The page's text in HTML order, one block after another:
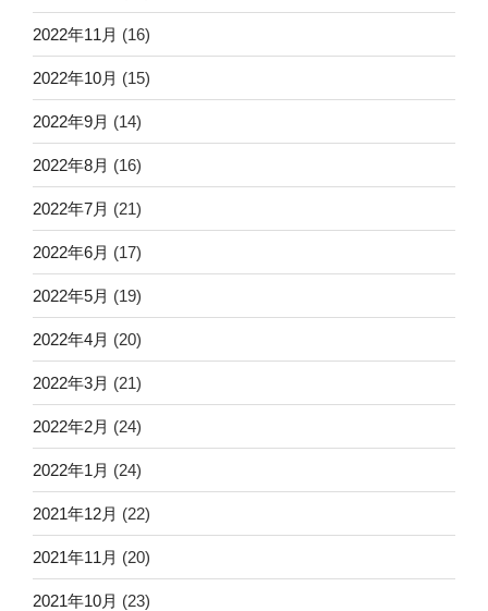
2022年11月 (16)
2022年10月 (15)
2022年9月 (14)
2022年8月 (16)
2022年7月 (21)
2022年6月 (17)
2022年5月 (19)
2022年4月 (20)
2022年3月 (21)
2022年2月 (24)
2022年1月 (24)
2021年12月 (22)
2021年11月 (20)
2021年10月 (23)